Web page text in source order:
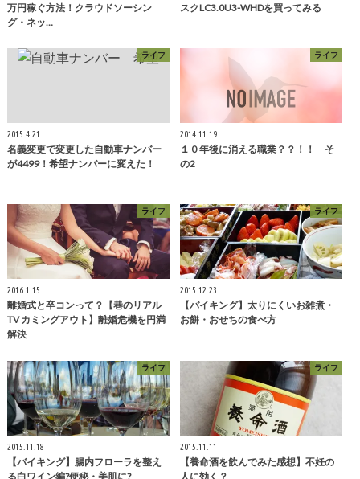
万円稼ぐ方法！クラウドソーシン
グ・ネッ…
スクLC3.0U3-WHDを買ってみる
ライフ
2015.4.21
名義変更で変更した自動車ナンバー
が4499！希望ナンバーに変えた！
ライフ
2014.11.19
１０年後に消える職業？？！！ そ
の2
ライフ
2016.1.15
離婚式と卒コンって？【巷のリアル
TV カミングアウト】離婚危機を円満
解決
ライフ
2015.12.23
【バイキング】太りにくいお雑煮・
お餅・おせちの食べ方
ライフ
2015.11.18
【バイキング】腸内フローラを整え
る白ワイン編?便秘・美肌に?
ライフ
2015.11.11
【養命酒を飲んでみた感想】不妊の
人に効く？